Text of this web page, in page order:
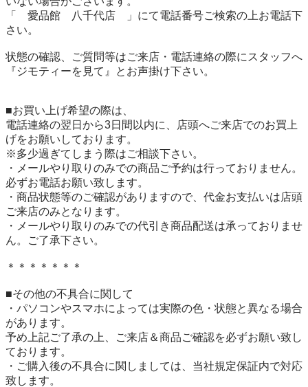
「　愛品館　八千代店　」にて電話番号ご検索の上お電話下
さい。
状態の確認、ご質問等はご来店・電話連絡の際にスタッフへ
『ジモティーを見て』とお声掛け下さい。
■お買い上げ希望の際は、
電話連絡の翌日から3日間以内に、店頭へご来店でのお買上
げをお願いしております。
※多少過ぎてしまう際はご相談下さい。
・メールやり取りのみでの商品ご予約は行っておりません。
必ずお電話お願い致します。
・商品状態等のご確認がありますので、代金お支払いは店頭
ご来店のみとなります。
・メールやり取りのみでの代引き商品配送は承っておりませ
ん。ご了承下さい。
＊＊＊＊＊＊＊
■その他の不具合に関して
・パソコンやスマホによっては実際の色・状態と異なる場合
があります。
予め上記ご了承の上、ご来店＆商品ご確認を必ずお願い致し
ております。
・ご購入後の不具合に関しましては、当社規定保証内で対応
致します。